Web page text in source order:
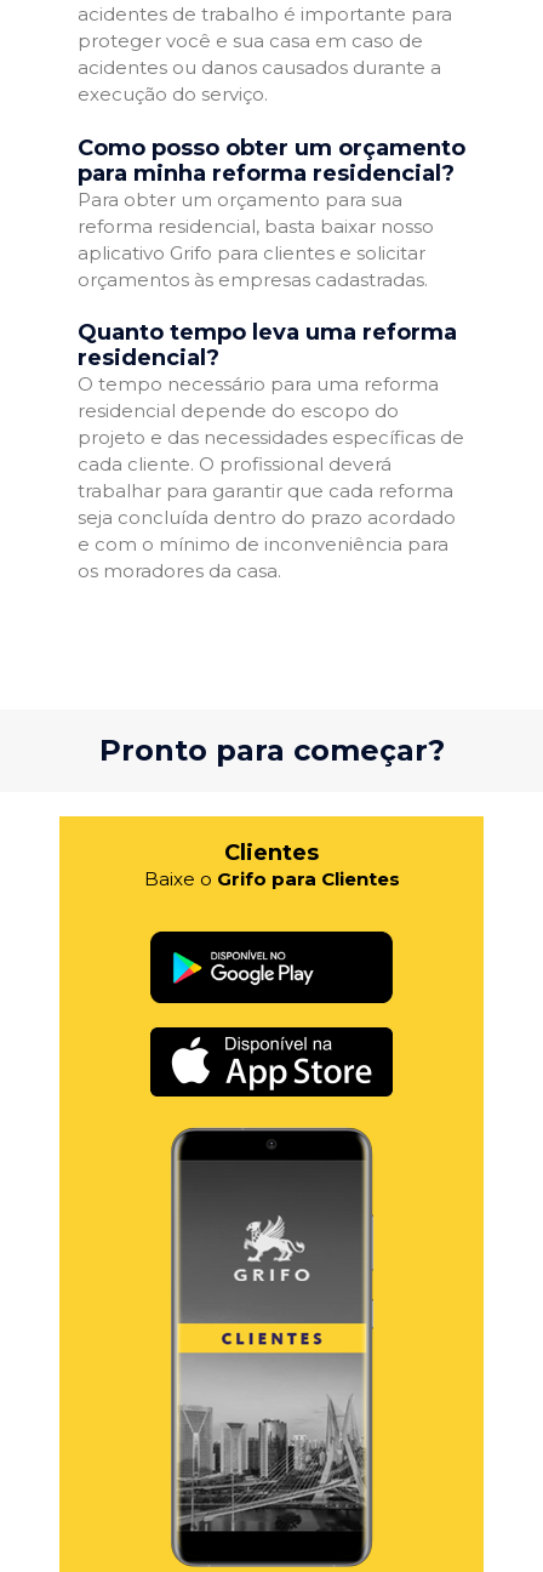
acidentes de trabalho é importante para
proteger você e sua casa em caso de
acidentes ou danos causados durante a
execução do serviço.
Como posso obter um orçamento
para minha reforma residencial?
Para obter um orçamento para sua
reforma residencial, basta baixar nosso
aplicativo Grifo para clientes e solicitar
orçamentos às empresas cadastradas.
Quanto tempo leva uma reforma
residencial?
O tempo necessário para uma reforma
residencial depende do escopo do
projeto e das necessidades específicas de
cada cliente. O profissional deverá
trabalhar para garantir que cada reforma
seja concluída dentro do prazo acordado
e com o mínimo de inconveniência para
os moradores da casa.
Pronto para começar?
Clientes
Baixe o Grifo para Clientes